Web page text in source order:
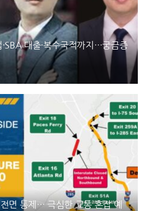
·SBA 대출·복수국적까지…궁금증
면 통제… 극심한 교통 혼잡 예